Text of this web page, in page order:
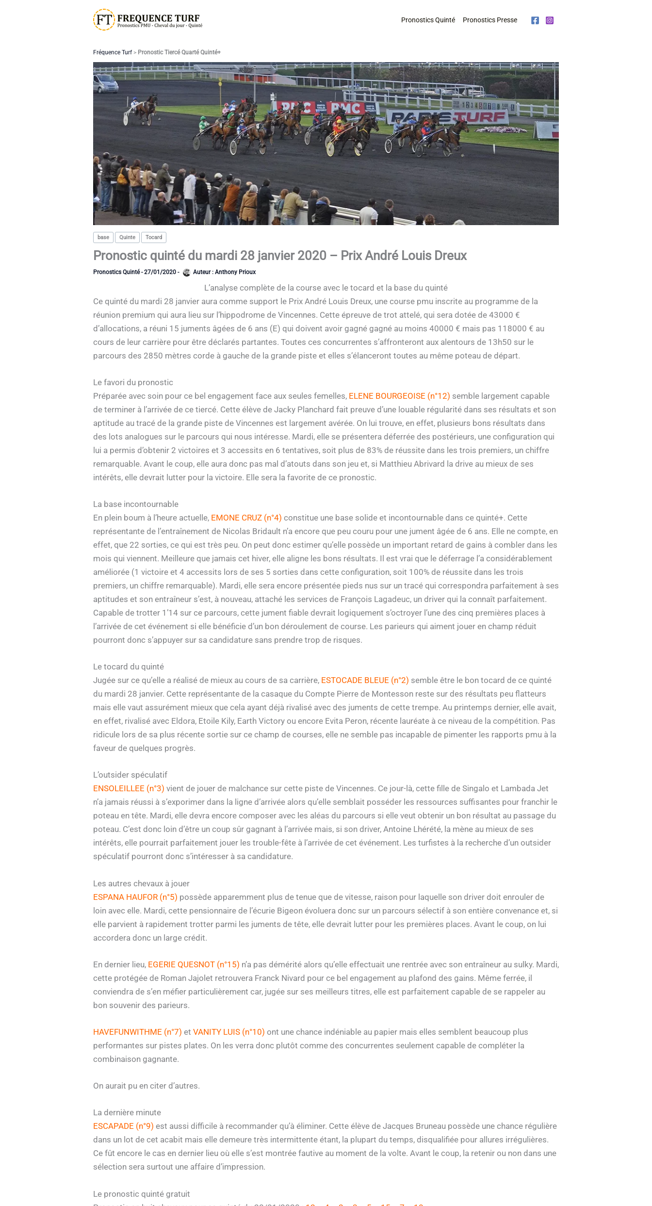
Pronostics Quinté Pronostics Presse
Fréquence Turf> Pronostic Tiercé Quarté Quinté+
base Quinte Tocard
Pronostic quinté du mardi 28 janvier 2020 – Prix André Louis Dreux
Pronostics Quinté-27/01/2020 - Auteur : Anthony Prioux
L’analyse complète de la course avec le tocard et la base du quinté
Ce quinté du mardi 28 janvier aura comme support le Prix André Louis Dreux, une course pmu inscrite au programme de la
réunion premium qui aura lieu sur l’hippodrome de Vincennes. Cette épreuve de trot attelé, qui sera dotée de 43000 €
d’allocations, a réuni 15 juments âgées de 6 ans (E) qui doivent avoir gagné gagné au moins 40000 € mais pas 118000 € au
cours de leur carrière pour être déclarés partantes. Toutes ces concurrentes s’affronteront aux alentours de 13h50 sur le
parcours des 2850 mètres corde à gauche de la grande piste et elles s’élanceront toutes au même poteau de départ.
Le favori du pronostic
Préparée avec soin pour ce bel engagement face aux seules femelles, ELENE BOURGEOISE (n°12) semble largement capable
de terminer à l’arrivée de ce tiercé. Cette élève de Jacky Planchard fait preuve d’une louable régularité dans ses résultats et son
aptitude au tracé de la grande piste de Vincennes est largement avérée. On lui trouve, en effet, plusieurs bons résultats dans
des lots analogues sur le parcours qui nous intéresse. Mardi, elle se présentera déferrée des postérieurs, une configuration qui
lui a permis d’obtenir 2 victoires et 3 accessits en 6 tentatives, soit plus de 83% de réussite dans les trois premiers, un chiffre
remarquable. Avant le coup, elle aura donc pas mal d’atouts dans son jeu et, si Matthieu Abrivard la drive au mieux de ses
intérêts, elle devrait lutter pour la victoire. Elle sera la favorite de ce pronostic.
La base incontournable
En plein boum à l’heure actuelle, EMONE CRUZ (n°4) constitue une base solide et incontournable dans ce quinté+. Cette
représentante de l’entraînement de Nicolas Bridault n’a encore que peu couru pour une jument âgée de 6 ans. Elle ne compte, en
effet, que 22 sorties, ce qui est très peu. On peut donc estimer qu’elle possède un important retard de gains à combler dans les
mois qui viennent. Meilleure que jamais cet hiver, elle aligne les bons résultats. Il est vrai que le déferrage l’a considérablement
améliorée (1 victoire et 4 accessits lors de ses 5 sorties dans cette configuration, soit 100% de réussite dans les trois
premiers, un chiffre remarquable). Mardi, elle sera encore présentée pieds nus sur un tracé qui correspondra parfaitement à ses
aptitudes et son entraîneur s’est, à nouveau, attaché les services de François Lagadeuc, un driver qui la connaît parfaitement.
Capable de trotter 1’14 sur ce parcours, cette jument fiable devrait logiquement s’octroyer l’une des cinq premières places à
l’arrivée de cet événement si elle bénéficie d’un bon déroulement de course. Les parieurs qui aiment jouer en champ réduit
pourront donc s’appuyer sur sa candidature sans prendre trop de risques.
Le tocard du quinté
Jugée sur ce qu’elle a réalisé de mieux au cours de sa carrière, ESTOCADE BLEUE (n°2) semble être le bon tocard de ce quinté
du mardi 28 janvier. Cette représentante de la casaque du Compte Pierre de Montesson reste sur des résultats peu flatteurs
mais elle vaut assurément mieux que cela ayant déjà rivalisé avec des juments de cette trempe. Au printemps dernier, elle avait,
en effet, rivalisé avec Eldora, Etoile Kily, Earth Victory ou encore Evita Peron, récente lauréate à ce niveau de la compétition. Pas
ridicule lors de sa plus récente sortie sur ce champ de courses, elle ne semble pas incapable de pimenter les rapports pmu à la
faveur de quelques progrès.
L’outsider spéculatif
ENSOLEILLEE (n°3) vient de jouer de malchance sur cette piste de Vincennes. Ce jour-là, cette fille de Singalo et Lambada Jet
n’a jamais réussi à s’exporimer dans la ligne d’arrivée alors qu’elle semblait posséder les ressources suffisantes pour franchir le
poteau en tête. Mardi, elle devra encore composer avec les aléas du parcours si elle veut obtenir un bon résultat au passage du
poteau. C’est donc loin d’être un coup sûr gagnant à l’arrivée mais, si son driver, Antoine Lhérété, la mène au mieux de ses
intérêts, elle pourrait parfaitement jouer les trouble-fête à l’arrivée de cet événement. Les turfistes à la recherche d’un outsider
spéculatif pourront donc s’intéresser à sa candidature.
Les autres chevaux à jouer
ESPANA HAUFOR (n°5) possède apparemment plus de tenue que de vitesse, raison pour laquelle son driver doit enrouler de
loin avec elle. Mardi, cette pensionnaire de l’écurie Bigeon évoluera donc sur un parcours sélectif à son entière convenance et, si
elle parvient à rapidement trotter parmi les juments de tête, elle devrait lutter pour les premières places. Avant le coup, on lui
accordera donc un large crédit.
En dernier lieu, EGERIE QUESNOT (n°15) n’a pas démérité alors qu’elle effectuait une rentrée avec son entraîneur au sulky. Mardi,
cette protégée de Roman Jajolet retrouvera Franck Nivard pour ce bel engagement au plafond des gains. Même ferrée, il
conviendra de s’en méfier particulièrement car, jugée sur ses meilleurs titres, elle est parfaitement capable de se rappeler au
bon souvenir des parieurs.
HAVEFUNWITHME (n°7) et VANITY LUIS (n°10) ont une chance indéniable au papier mais elles semblent beaucoup plus
performantes sur pistes plates. On les verra donc plutôt comme des concurrentes seulement capable de compléter la
combinaison gagnante.
On aurait pu en citer d’autres.
La dernière minute
ESCAPADE (n°9) est aussi difficile à recommander qu’à éliminer. Cette élève de Jacques Bruneau possède une chance régulière
dans un lot de cet acabit mais elle demeure très intermittente étant, la plupart du temps, disqualifiée pour allures irrégulières.
Ce fût encore le cas en dernier lieu où elle s’est montrée fautive au moment de la volte. Avant le coup, la retenir ou non dans une
sélection sera surtout une affaire d’impression.
Le pronostic quinté gratuit